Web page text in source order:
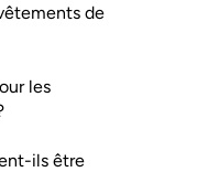
de
les
ils être